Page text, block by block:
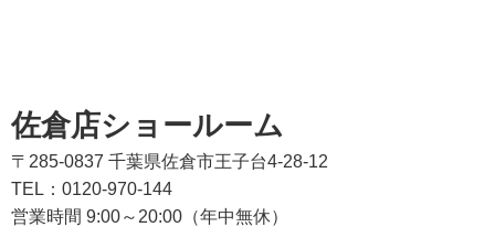
佐倉店ショールーム
〒285-0837 千葉県佐倉市王子台4-28-12
TEL：0120-970-144
営業時間 9:00～20:00（年中無休）